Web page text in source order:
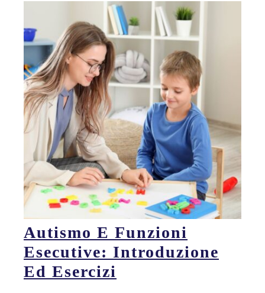
Autismo E Funzioni
Esecutive: Introduzione
Ed Esercizi